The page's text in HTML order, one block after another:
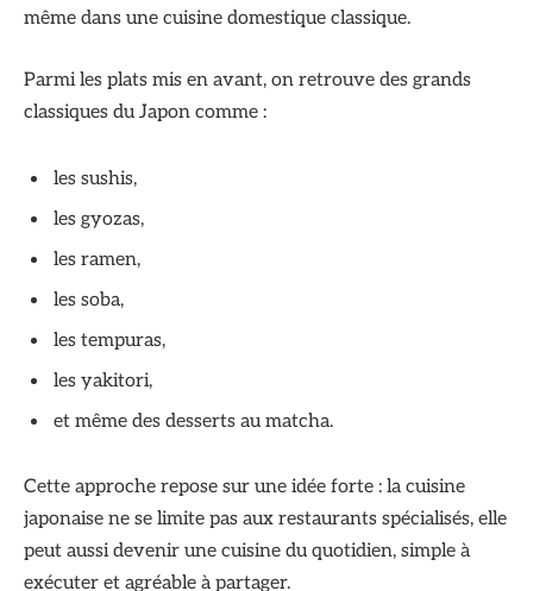
même dans une cuisine domestique classique.
Parmi les plats mis en avant, on retrouve des grands
classiques du Japon comme :
les sushis,
les gyozas,
les ramen,
les soba,
les tempuras,
les yakitori,
et même des desserts au matcha.
Cette approche repose sur une idée forte : la cuisine
japonaise ne se limite pas aux restaurants spécialisés, elle
peut aussi devenir une cuisine du quotidien, simple à
exécuter et agréable à partager.